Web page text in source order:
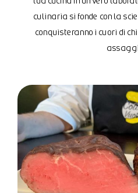
culinaria si fonde con la
conquisteranno i cuori di